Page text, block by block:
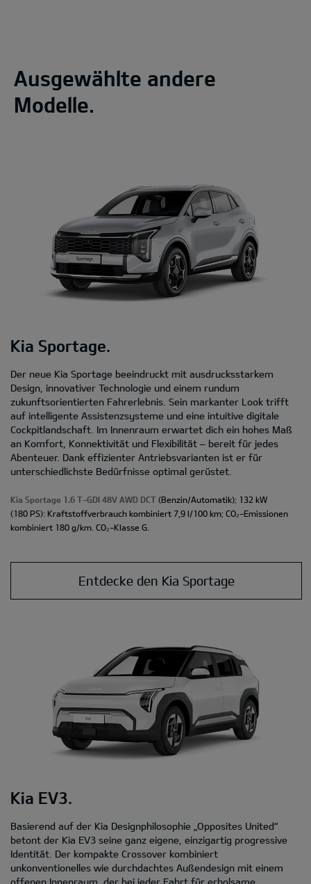
Ausgewählte andere
Modelle.
Kia Sportage.
Der neue Kia Sportage beeindruckt mit ausdrucksstarkem
Design, innovativer Technologie und einem rundum
zukunftsorientierten Fahrerlebnis. Sein markanter Look trifft
auf intelligente Assistenzsysteme und eine intuitive digitale
Cockpitlandschaft. Im Innenraum erwartet dich ein hohes Maß
an Komfort, Konnektivität und Flexibilität – bereit für jedes
Abenteuer. Dank effizienter Antriebsvarianten ist er für
unterschiedlichste Bedürfnisse optimal gerüstet.
Kia Sportage 1.6 T-GDI 48V AWD DCT (Benzin/Automatik); 132 kW
(180 PS): Kraftstoffverbrauch kombiniert 7,9 l/100 km; CO₂-Emissionen
kombiniert 180 g/km. CO₂-Klasse G.
Entdecke den Kia Sportage
Kia EV3.
Basierend auf der Kia Designphilosophie „Opposites United“
betont der Kia EV3 seine ganz eigene, einzigartig progressive
Identität. Der kompakte Crossover kombiniert
unkonventionelles wie durchdachtes Außendesign mit einem